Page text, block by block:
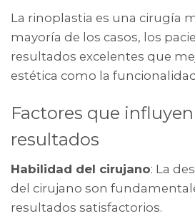
La rinoplastia es una cirugía
mayoría de los casos, los
resultados excelentes que
estética como la
Factores que
resultados
Habilidad del cirujano: La
del cirujano son
resultados satisfactorios.